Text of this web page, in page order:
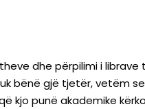
dhe përpilimi i
bënë gjë tjetër, vetëm
kjo punë akademike